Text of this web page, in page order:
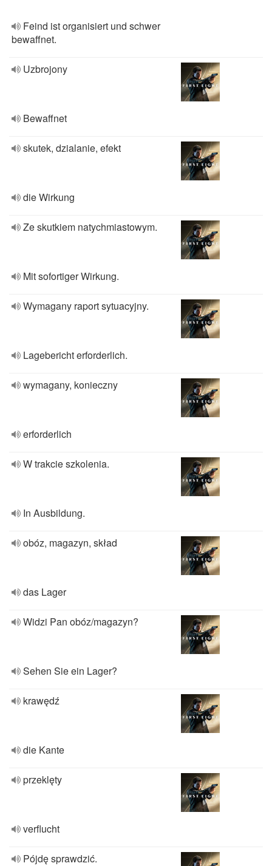
Feind ist organisiert und schwer
bewaffnet.
Uzbrojony
Bewaffnet
skutek, dzialanie, efekt
die Wirkung
Ze skutkiem natychmiastowym.
Mit sofortiger Wirkung.
Wymagany raport sytuacyjny.
Lagebericht erforderlich.
wymagany, konieczny
erforderlich
W trakcie szkolenia.
In Ausbildung.
obóz, magazyn, skład
das Lager
Widzi Pan obóz/magazyn?
Sehen Sie ein Lager?
krawędź
die Kante
przeklęty
verflucht
Pójdę sprawdzić.